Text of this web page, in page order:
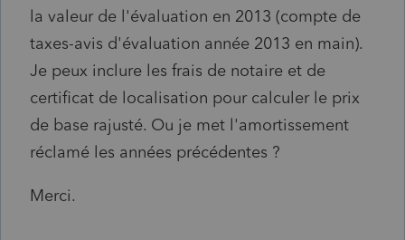
la valeur de l'évaluation en 2013 (compte de
taxes-avis d'évaluation année 2013 en main).
Je peux inclure les frais de notaire et de
certificat de localisation pour calculer le prix
de base rajusté. Ou je met l'amortissement
réclamé les années précédentes ?
Merci.